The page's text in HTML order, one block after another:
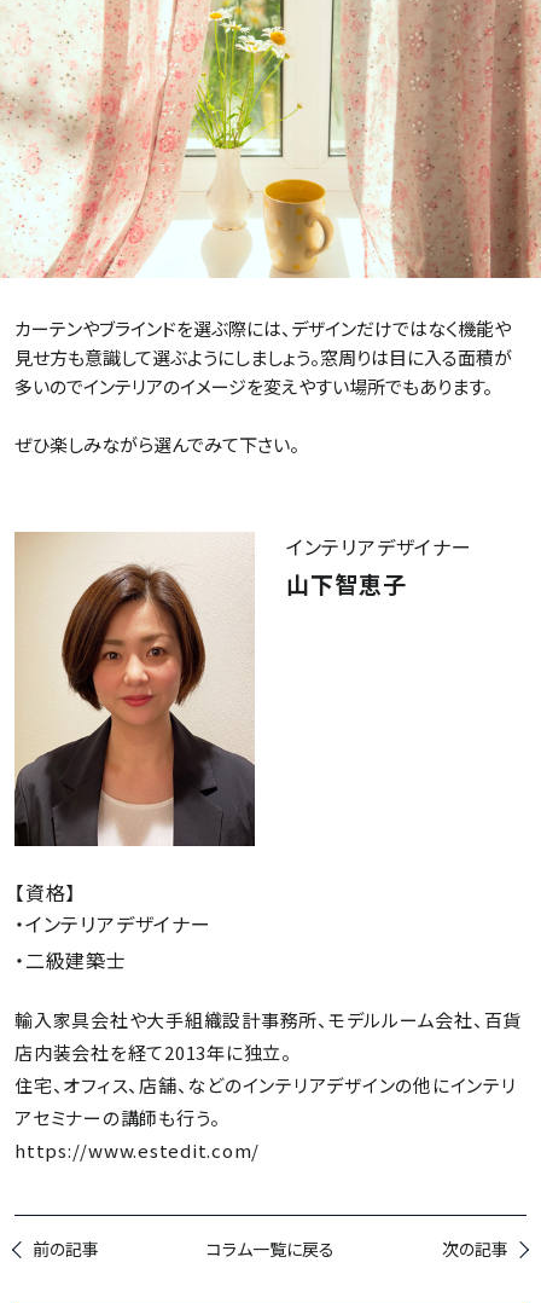
カーテンやブラインドを選ぶ際には、デザインだけではなく機能や
見せ方も意識して選ぶようにしましょう。窓周りは目に入る面積が
多いのでインテリアのイメージを変えやすい場所でもあります。
ぜひ楽しみながら選んでみて下さい。
インテリアデザイナー
山下智恵子
【資格】
・インテリアデザイナー
・二級建築士
輸入家具会社や大手組織設計事務所、モデルルーム会社、百貨
店内装会社を経て2013年に独立。
住宅、オフィス、店舗、などのインテリアデザインの他にインテリ
アセミナーの講師も行う。
https://www.estedit.com/
前の記事 コラム一覧に戻る 次の記事